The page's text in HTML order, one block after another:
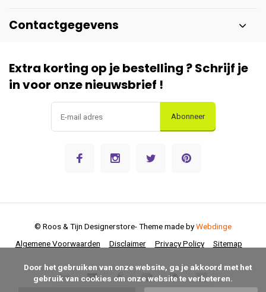
Contactgegevens
Extra korting op je bestelling ? Schrijf je
in voor onze nieuwsbrief !
Abonneer
Algemene Voorwaarden Disclaimer Privacy Policy Sitemap
© Roos & Tijn Designerstore- Theme made byWebdinge
gebruik van cookies om onze website te verbeteren.